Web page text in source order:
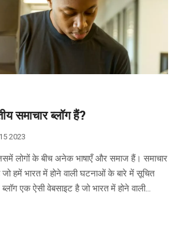
समाचार ब्लॉग हैं?
2023
लोगों के बीच अनेक भाषाएँ और समाज हैं। समाचार
हमें भारत में होने वाली घटनाओं के बारे में सूचित
एक ऐसी वेबसाइट है जो भारत में होने वाली
के बारे में और जानकारी देते हैं।